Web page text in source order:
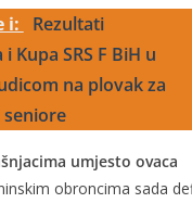
i:
Rezultati
Kupa SRS F BiH u
na plovak za
umjesto ovaca
obroncima sada